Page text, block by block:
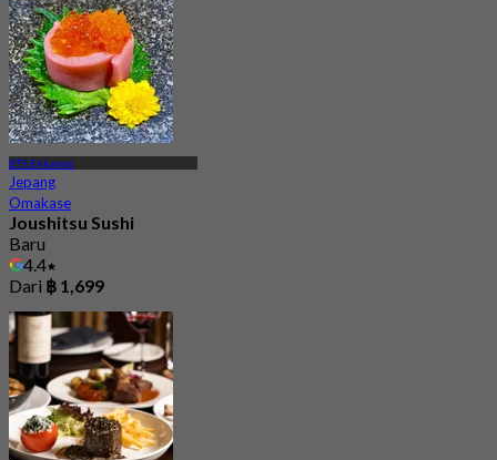
BTS Ekkamai
Jepang
Omakase
Joushitsu Sushi
Baru
4.4
Dari ฿ 1,699